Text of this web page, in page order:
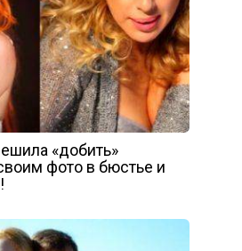
«добить»
фото в бюстье и